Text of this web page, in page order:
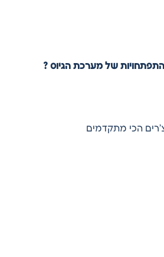
של מערכת הגיוס ?
הכי מתקדמים